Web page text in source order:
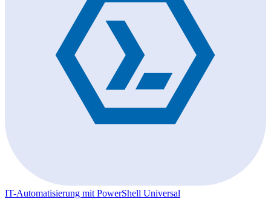
IT-Automatisierung mit PowerShell Universal